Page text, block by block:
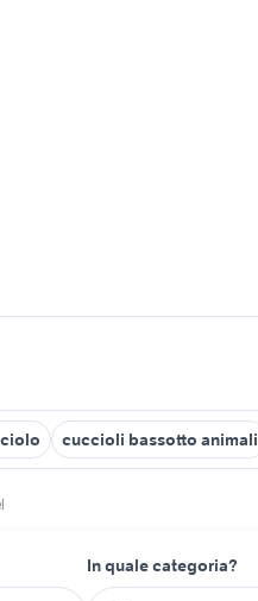
cuccioli bassotto animali
In quale categoria?